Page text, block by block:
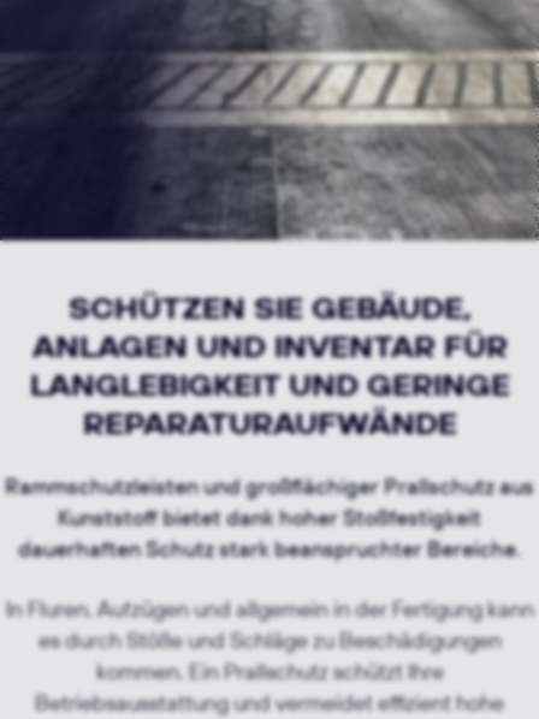
SCHÜTZEN SIE GEBÄUDE,
ANLAGEN UND INVENTAR FÜR
LANGLEBIGKEIT UND GERINGE
REPARATURAUFWÄNDE
Rammschutzleisten und großflächiger Prallschutz aus
Kunststoff bietet dank hoher Stoßfestigkeit
dauerhaften Schutz stark beanspruchter Bereiche.
In Fluren, Aufzügen und allgemein in der Fertigung kann
es durch Stöße und Schläge zu Beschädigungen
kommen. Ein Prallschutz schützt Ihre
Betriebsausstattung und vermeidet effizient hohe